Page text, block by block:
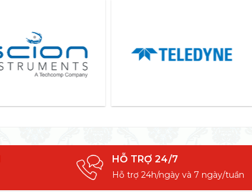
HỖ TRỢ 24/7
Hỗ trợ 24h/ngày và 7 ngày/tuần